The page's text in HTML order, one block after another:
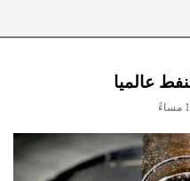
عالميا